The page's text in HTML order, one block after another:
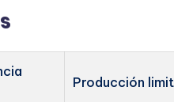
Producción